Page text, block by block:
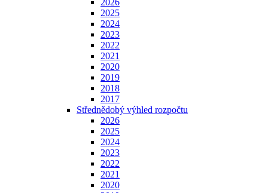
2026
2025
2024
2023
2022
2021
2020
2019
2018
2017
Střednědobý výhled rozpočtu
2026
2025
2024
2023
2022
2021
2020